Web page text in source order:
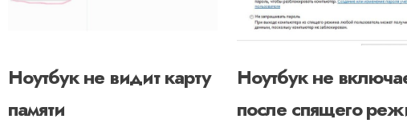
Ноутбук не видит карту
памяти
Ноутбук не
после спящего